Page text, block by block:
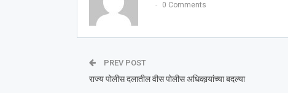
0 Comments
PREV POST
राज्य पोलीस दलातील वीस पोलीस अधिकार्‍यांच्या बदल्या